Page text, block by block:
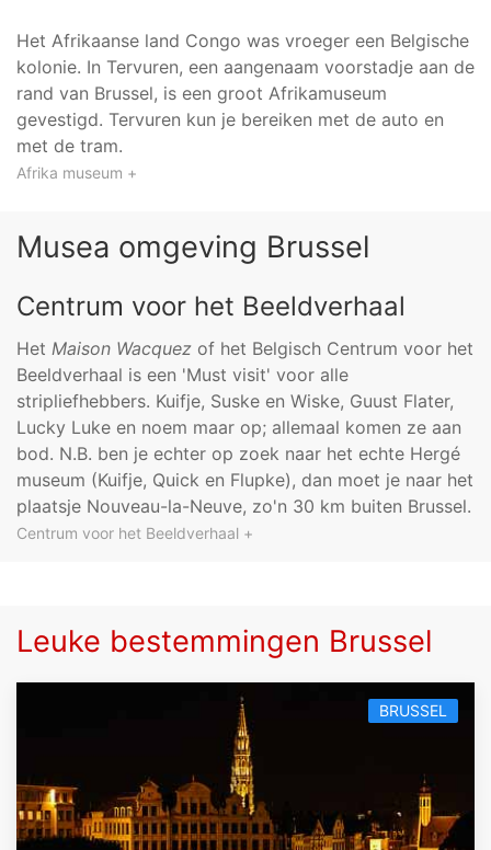
Het Afrikaanse land Congo was vroeger een Belgische
kolonie. In Tervuren, een aangenaam voorstadje aan de
rand van Brussel, is een groot Afrikamuseum
gevestigd. Tervuren kun je bereiken met de auto en
met de tram.
Afrika museum +
Musea omgeving Brussel
Centrum voor het Beeldverhaal
Het Maison Wacquez of het Belgisch Centrum voor het
Beeldverhaal is een 'Must visit' voor alle
stripliefhebbers. Kuifje, Suske en Wiske, Guust Flater,
Lucky Luke en noem maar op; allemaal komen ze aan
bod. N.B. ben je echter op zoek naar het echte Hergé
museum (Kuifje, Quick en Flupke), dan moet je naar het
plaatsje Nouveau-la-Neuve, zo'n 30 km buiten Brussel.
Centrum voor het Beeldverhaal +
Leuke bestemmingen Brussel
BRUSSEL